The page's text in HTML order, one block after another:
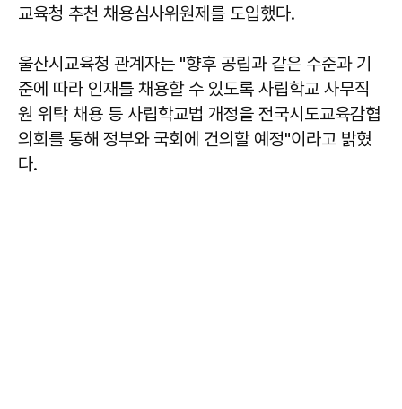
교육청 추천 채용심사위원제를 도입했다.
울산시교육청 관계자는 "향후 공립과 같은 수준과 기
준에 따라 인재를 채용할 수 있도록 사립학교 사무직
원 위탁 채용 등 사립학교법 개정을 전국시도교육감협
의회를 통해 정부와 국회에 건의할 예정"이라고 밝혔
다.